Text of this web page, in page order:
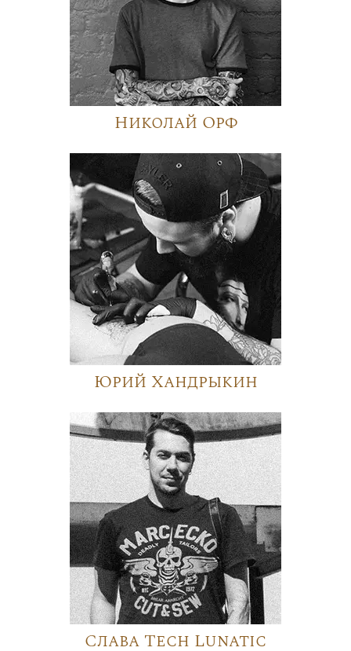
Николай Орф
Юрий Хандрыкин
Слава Tech Lunatic